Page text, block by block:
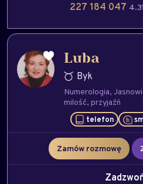
227 184 047
Luba
Byk
Numerologia
milość przyjaźń
telefon
Zamów rozmowę